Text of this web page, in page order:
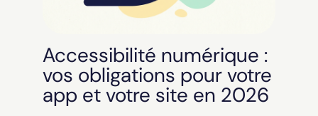
Accessibilité numérique :
vos obligations pour votre
app et votre site en 2026